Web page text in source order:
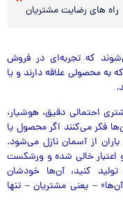
راه های رضایت مشتریان
که تجربه‌ای در فروش
به محصولی علاقه دارند و یا
احتمالی دقیق، هوشیار،
فکر می‌کنند اگر محصول یا
از آسمان نازل می‌شود.
اعتبار خالی شده و ورشکست
کنید، آن‌ها خودشان
– یعنی مشتریان – تنها